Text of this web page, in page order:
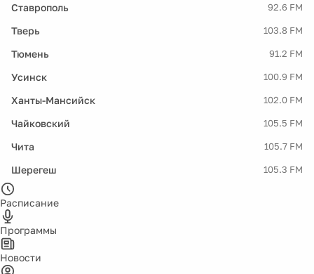
Ставрополь 92.6 FM
Тверь 103.8 FM
Тюмень 91.2 FM
Усинск 100.9 FM
Ханты-Мансийск 102.0 FM
Чайковский 105.5 FM
Чита 105.7 FM
Шерегеш 105.3 FM
Расписание
Программы
Новости